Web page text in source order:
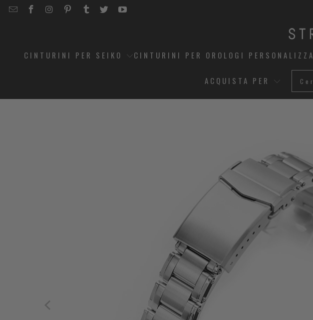
EMAILSTRAPCODE
STRAPCODE
STRAPCODE
STRAPCODE
STRAPCODE
STRAPCODE
CINTURINI PER SEIKO CINTURINI PER OROLOGI
ACQUISTA PER